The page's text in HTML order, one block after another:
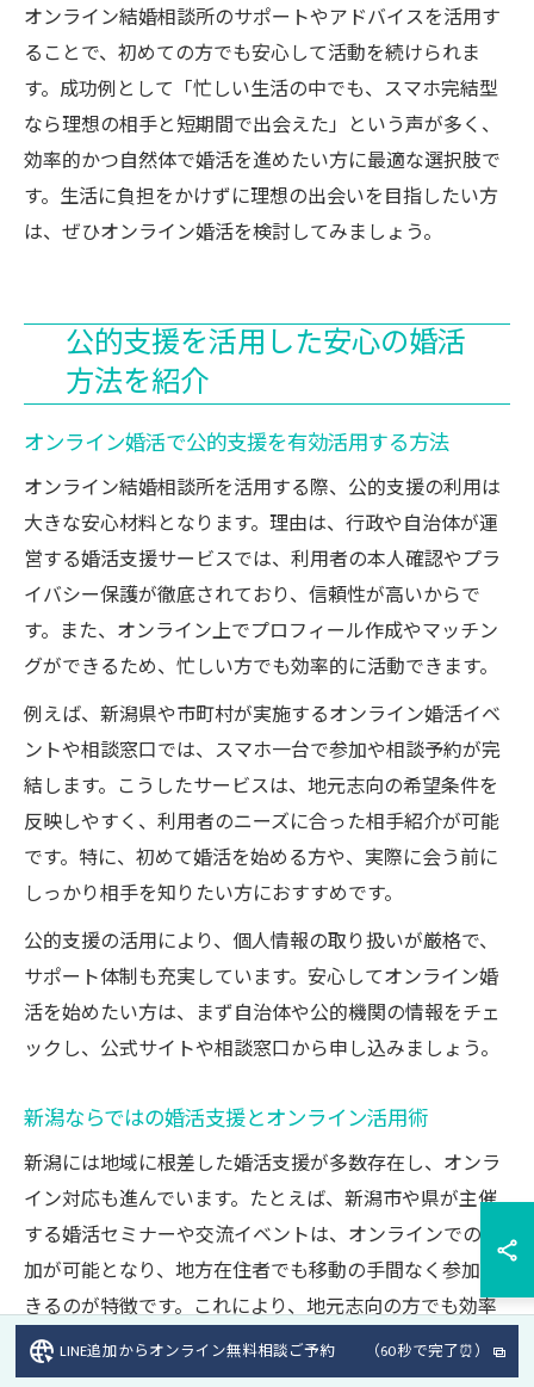
オンライン結婚相談所のサポートやアドバイスを活用す
ることで、初めての方でも安心して活動を続けられま
す。成功例として「忙しい生活の中でも、スマホ完結型
なら理想の相手と短期間で出会えた」という声が多く、
効率的かつ自然体で婚活を進めたい方に最適な選択肢で
す。生活に負担をかけずに理想の出会いを目指したい方
は、ぜひオンライン婚活を検討してみましょう。
公的支援を活用した安心の婚活
方法を紹介
オンライン婚活で公的支援を有効活用する方法
オンライン結婚相談所を活用する際、公的支援の利用は
大きな安心材料となります。理由は、行政や自治体が運
営する婚活支援サービスでは、利用者の本人確認やプラ
イバシー保護が徹底されており、信頼性が高いからで
す。また、オンライン上でプロフィール作成やマッチン
グができるため、忙しい方でも効率的に活動できます。
例えば、新潟県や市町村が実施するオンライン婚活イベ
ントや相談窓口では、スマホ一台で参加や相談予約が完
結します。こうしたサービスは、地元志向の希望条件を
反映しやすく、利用者のニーズに合った相手紹介が可能
です。特に、初めて婚活を始める方や、実際に会う前に
しっかり相手を知りたい方におすすめです。
公的支援の活用により、個人情報の取り扱いが厳格で、
サポート体制も充実しています。安心してオンライン婚
活を始めたい方は、まず自治体や公的機関の情報をチェ
ックし、公式サイトや相談窓口から申し込みましょう。
新潟ならではの婚活支援とオンライン活用術
新潟には地域に根差した婚活支援が多数存在し、オンラ
イン対応も進んでいます。たとえば、新潟市や県が主催
する婚活セミナーや交流イベントは、オンラインでの参
加が可能となり、地方在住者でも移動の手間なく参加で
きるのが特徴です。これにより、地元志向の方でも効率
的に出会いの機会を得られます。
LINE追加からオンライン無料相談ご予約 （60秒で完了⏰）